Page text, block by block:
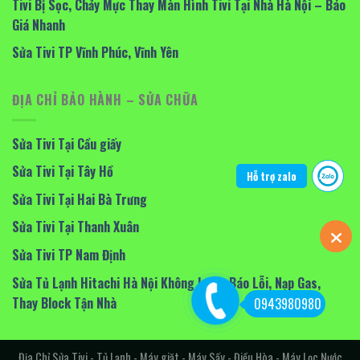
Tivi Bị Sọc, Chảy Mực Thay Màn Hình Tivi Tại Nhà Hà Nội – Báo
Giá Nhanh
Sửa Tivi TP Vĩnh Phúc, Vĩnh Yên
ĐỊA CHỈ BẢO HÀNH – SỬA CHỮA
Sửa Tivi Tại Cầu giấy
Sửa Tivi Tại Tây Hồ
Sửa Tivi Tại Hai Bà Trưng
Sửa Tivi Tại Thanh Xuân
Sửa Tivi TP Nam Định
Sửa Tủ Lạnh Hitachi Hà Nội Không Lạnh, Báo Lỗi, Nạp Gas,
Thay Block Tận Nhà
0943980980
Hỗ trợ zalo